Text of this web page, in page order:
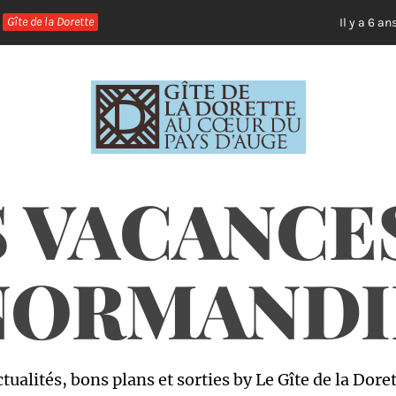
Gîte de la Dorette Il y a 6 ans
bons plans et sorties by Le Gîte de la